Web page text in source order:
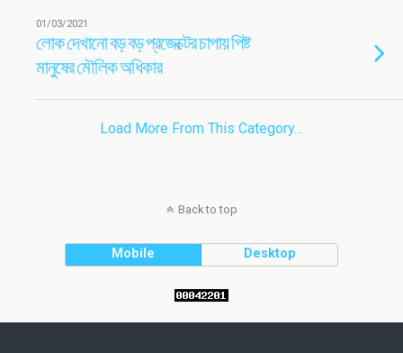
01/03/2021
লোক দেখানো বড় বড় প্রজেক্টের চাপায় পিষ্ট
মানুষের মৌলিক অধিকার
Load More From This Category…
Back to top
Mobile Desktop